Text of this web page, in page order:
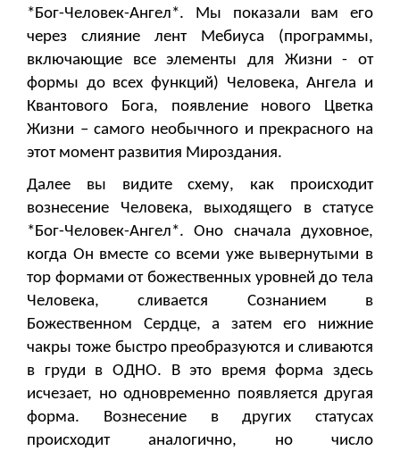
*Бог-Человек-Ангел*. Мы показали вам его
через слияние лент Мебиуса (программы,
включающие все элементы для Жизни - от
формы до всех функций) Человека, Ангела и
Квантового Бога, появление нового Цветка
Жизни – самого необычного и прекрасного на
этот момент развития Мироздания.
Далее вы видите схему, как происходит
вознесение Человека, выходящего в статусе
*Бог-Человек-Ангел*. Оно сначала духовное,
когда Он вместе со всеми уже вывернутыми в
тор формами от божественных уровней до тела
Человека, сливается Сознанием в
Божественном Сердце, а затем его нижние
чакры тоже быстро преобразуются и сливаются
в груди в ОДНО. В это время форма здесь
исчезает, но одновременно появляется другая
форма. Вознесение в других статусах
происходит аналогично, но число